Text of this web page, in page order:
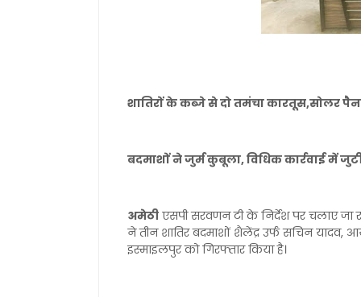
शातिरों के कब्जे से दो तमंचा कारतूस,सोलर
बदमाशों ने जुर्म कुबूला, विधिक कार्रवाई में
अमेठी एसपी सरवणन टी के निर्देश पर चलाए
ने तीन शातिर बदमाशों शैलेंद्र उर्फ सचिन यादव,
इस्माइलपुर को गिरफ्तार किया है।